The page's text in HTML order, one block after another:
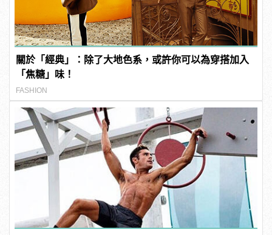
關於「經典」：除了大地色系，或許你可以為穿搭加入
「焦糖」味！
FASHION